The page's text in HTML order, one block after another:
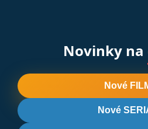
Novinky na
Nové
Nové